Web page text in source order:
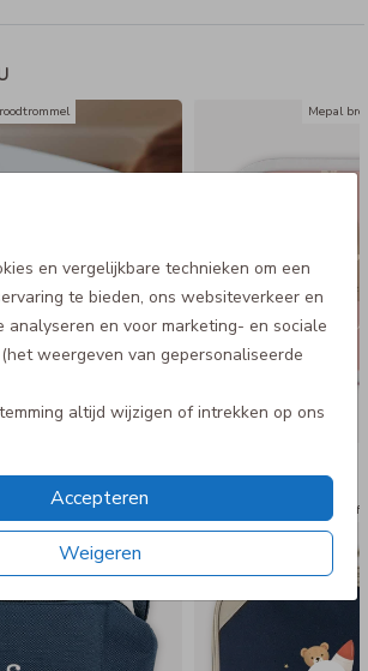
en vergelijkbare technieken om een
te bieden, ons websiteverkeer en
analyseren en voor marketing- en sociale
weergeven van gepersonaliseerde
altijd wijzigen of intrekken op ons
Accepteren
Weigeren
Mepal
stijl